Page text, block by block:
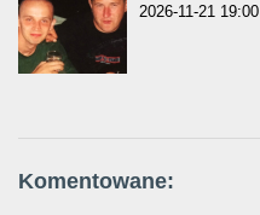
2026-11-21 19:00
Komentowane: